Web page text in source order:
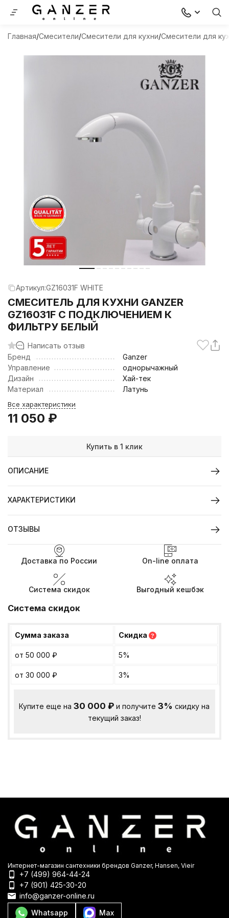
Главная Смесители Смесители для кухни Смесители для
Артикул:GZ16031F WHITE
СМЕСИТЕЛЬ ДЛЯ КУХНИ GANZER
GZ16031F С ПОДКЛЮЧЕНИЕМ К
ФИЛЬТРУ БЕЛЫЙ
Написать отзыв
Бренд
Ganzer
Управление
однорычажный
Дизайн
Хай-тек
Материал
Латунь
Все характеристики
11 050 ₽
Купить в 1 клик
ОПИСАНИЕ
ХАРАКТЕРИСТИКИ
ОТЗЫВЫ
Доставка по России On-line оплата
Система скидок Выгодный кешбэк
Система скидок
Сумма заказа Скидка ?
от 50 000 ₽ 5%
от 30 000 ₽ 3%
Купите еще на30 000₽ и получите3% скидку на
текущий заказ!
Интернет-магазин сантехники брендов Ganzer, Hansen, Vieir
+7 (499) 964-44-24
+7 (901) 425-30-20
info@ganzer-online.ru
Whatsapp
Max